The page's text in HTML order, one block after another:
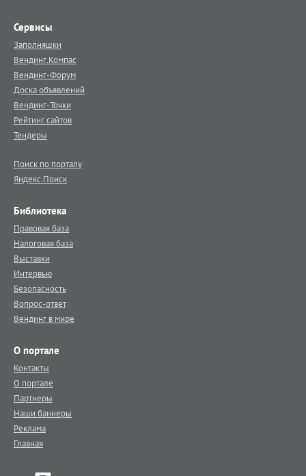
Сервисы
Заполняшки
Вендинг.Компас
Вендинг-Форум
Доска объявлений
Вендинг-Точки
Рейтинг сайтов
Тендеры
Поиск по порталу
Яндекс.Поиск
Библиотека
Правовая база
Налоговая база
Выставки
Интервью
Безопасность
Вопрос-ответ
Вендинг в мире
О портале
Контакты
О портале
Партнеры
Наши баннеры
Реклама
Главная